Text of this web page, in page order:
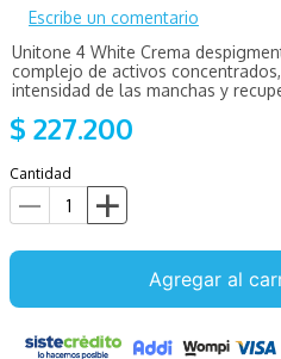
Escribe un comentario
Unitone 4 White Crema
complejo de activos
intensidad de las manchas y
$ 227.200
Cantidad
Agregar al
posay